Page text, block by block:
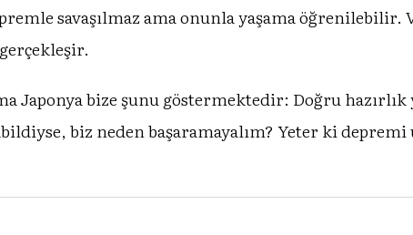
savaşılmaz ama onunla yaşama öğrenilebilir.
Japonya bize şunu göstermektedir: Doğru hazırlık
biz neden başaramayalım? Yeter ki